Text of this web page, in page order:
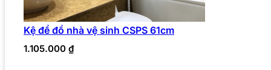
Kệ để đồ nhà vệ sinh CSPS 61cm
1.105.000 ₫